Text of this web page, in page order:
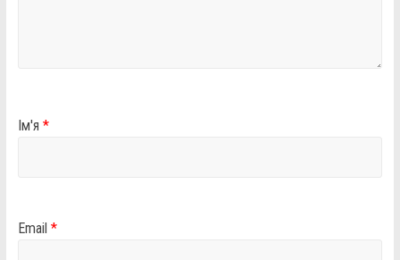
Ім'я *
Email *